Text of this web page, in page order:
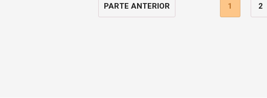
PARTE ANTERIOR 1 2